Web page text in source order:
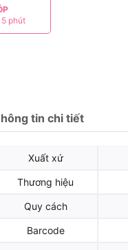
phút
tin chi tiết
Xuất xứ
Thương hiệu
Quy cách
Barcode